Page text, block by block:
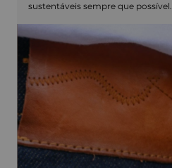
sustentáveis sempre que possível.